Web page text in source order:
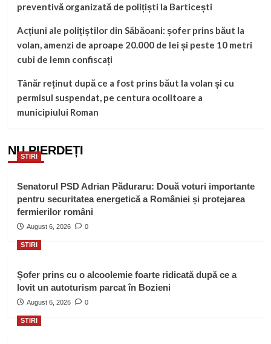
preventivă organizată de polițiști la Barticești
Acțiuni ale polițiștilor din Săbăoani: șofer prins băut la
volan, amenzi de aproape 20.000 de lei și peste 10 metri
cubi de lemn confiscați
Tânăr reținut după ce a fost prins băut la volan și cu
permisul suspendat, pe centura ocolitoare a
municipiului Roman
NU PIERDEȚI
STIRI
Senatorul PSD Adrian Păduraru: Două voturi importante
pentru securitatea energetică a României și protejarea
fermierilor români
August 6, 2026 0
STIRI
Șofer prins cu o alcoolemie foarte ridicată după ce a
lovit un autoturism parcat în Bozieni
August 6, 2026 0
STIRI